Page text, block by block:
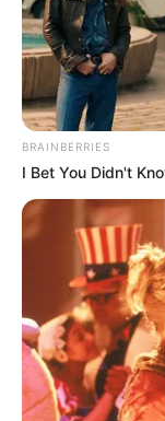
BRAINBERRIES
I Bet You Didn't